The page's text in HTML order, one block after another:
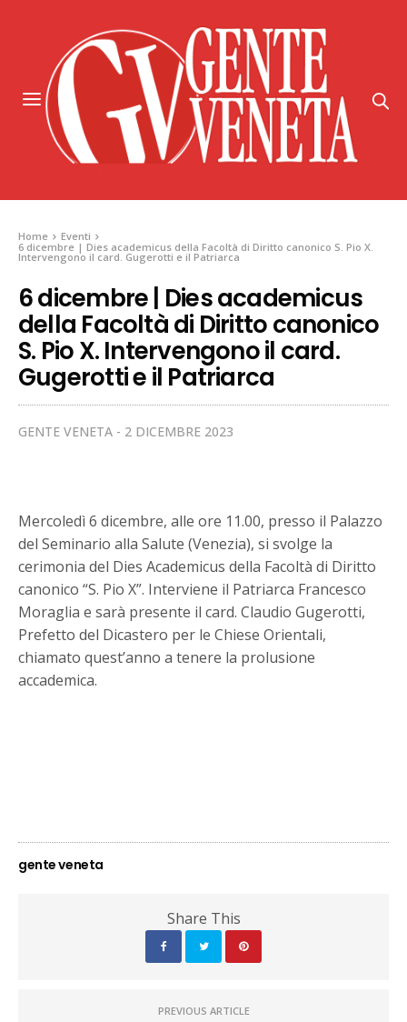
Home
Eventi
6 dicembre | Dies academicus della Facoltà di Diritto canonico S. Pio X.
Intervengono il card. Gugerotti e il Patriarca
6 dicembre | Dies academicus
della Facoltà di Diritto canonico
S. Pio X. Intervengono il card.
Gugerotti e il Patriarca
GENTE VENETA 2 DICEMBRE 2023
Mercoledì 6 dicembre, alle ore 11.00, presso il Palazzo
del Seminario alla Salute (Venezia), si svolge la
cerimonia del Dies Academicus della Facoltà di Diritto
canonico “S. Pio X”. Interviene il Patriarca Francesco
Moraglia e sarà presente il card. Claudio Gugerotti,
Prefetto del Dicastero per le Chiese Orientali,
chiamato quest’anno a tenere la prolusione
accademica.
gente veneta
Share This
PREVIOUS ARTICLE